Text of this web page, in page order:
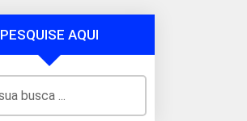
PESQUISE AQUI